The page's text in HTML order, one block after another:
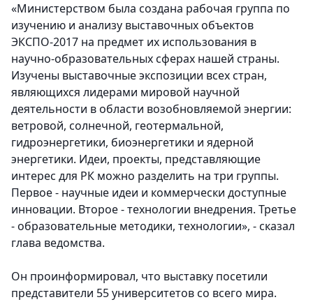
«Министерством была создана рабочая группа по
изучению и анализу выставочных объектов
ЭКСПО-2017 на предмет их использования в
научно-образовательных сферах нашей страны.
Изучены выставочные экспозиции всех стран,
являющихся лидерами мировой научной
деятельности в области возобновляемой энергии:
ветровой, солнечной, геотермальной,
гидроэнергетики, биоэнергетики и ядерной
энергетики. Идеи, проекты, представляющие
интерес для РК можно разделить на три группы.
Первое - научные идеи и коммерчески доступные
инновации. Второе - технологии внедрения. Третье
- образовательные методики, технологии», - сказал
глава ведомства.
Он проинформировал, что выставку посетили
представители 55 университетов со всего мира.